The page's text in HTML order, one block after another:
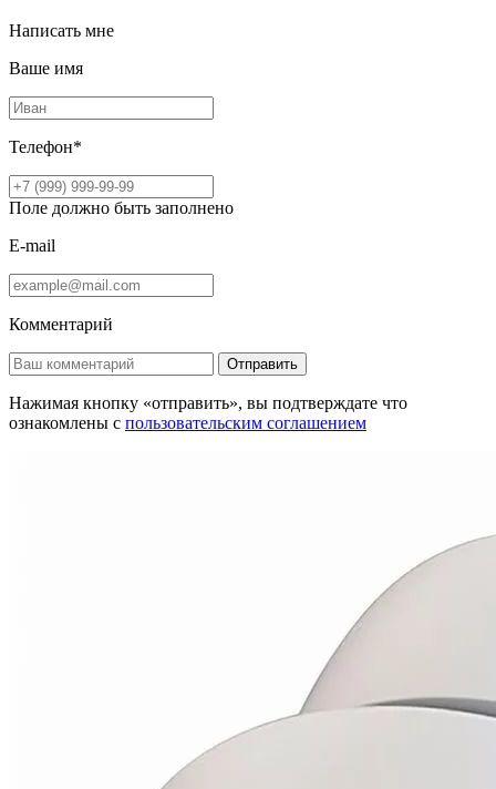
Написать мне
Ваше имя
Телефон*
Поле должно быть заполнено
E-mail
Комментарий
Отправить
Нажимая кнопку «отправить», вы подтверждате что
ознакомлены с пользовательским соглашением